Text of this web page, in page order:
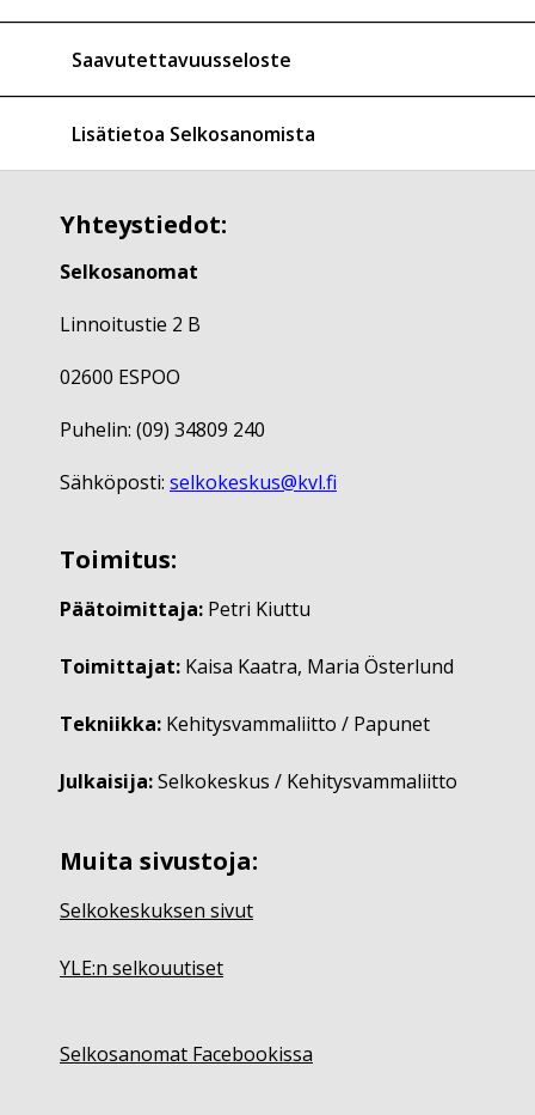
Saavutettavuusseloste
Lisätietoa Selkosanomista
Yhteystiedot:
Selkosanomat
Linnoitustie 2 B
02600 ESPOO
Puhelin: (09) 34809 240
Sähköposti: selkokeskus@kvl.fi
Toimitus:
Päätoimittaja: Petri Kiuttu
Toimittajat: Kaisa Kaatra, Maria Österlund
Tekniikka: Kehitysvammaliitto / Papunet
Julkaisija:Selkokeskus / Kehitysvammaliitto
Muita sivustoja:
Selkokeskuksen sivut
YLE:n selkouutiset
Selkosanomat Facebookissa